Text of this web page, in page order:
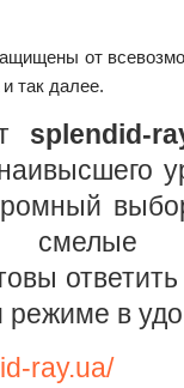
от
так далее.
splendid-
смелые
в
ray.ua/